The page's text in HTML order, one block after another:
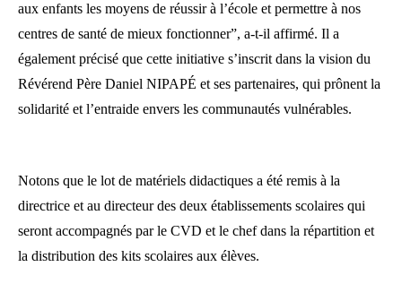
aux enfants les moyens de réussir à l’école et permettre à nos
centres de santé de mieux fonctionner”, a-t-il affirmé. Il a
également précisé que cette initiative s’inscrit dans la vision du
Révérend Père Daniel NIPAPÉ et ses partenaires, qui prônent la
solidarité et l’entraide envers les communautés vulnérables.
Notons que le lot de matériels didactiques a été remis à la
directrice et au directeur des deux établissements scolaires qui
seront accompagnés par le CVD et le chef dans la répartition et
la distribution des kits scolaires aux élèves.